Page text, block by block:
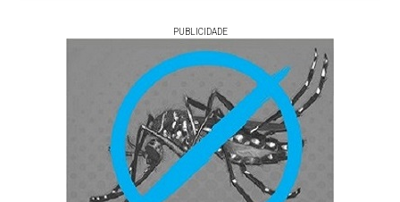
PUBLICIDADE